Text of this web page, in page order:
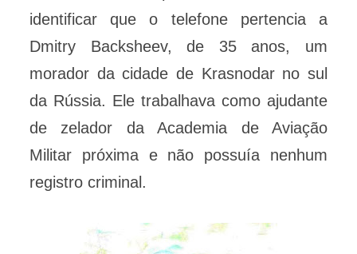
identificar que o telefone pertencia a
Dmitry Backsheev, de 35 anos, um
morador da cidade de Krasnodar no sul
da Rússia. Ele trabalhava como ajudante
de zelador da Academia de Aviação
Militar próxima e não possuía nenhum
registro criminal.